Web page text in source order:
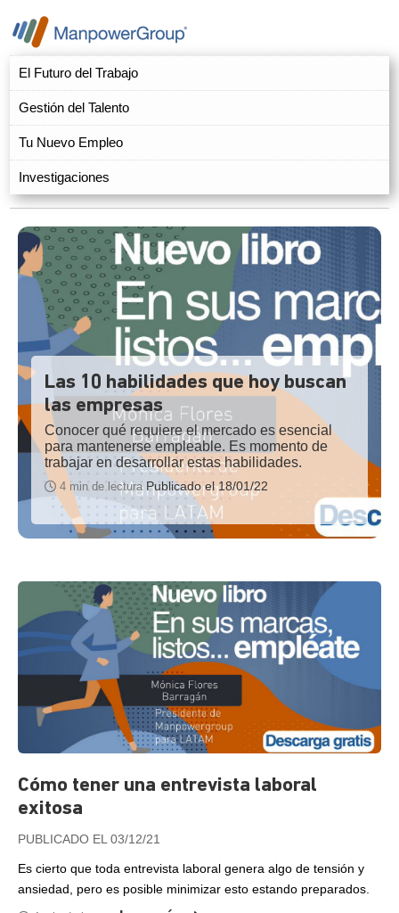
El Futuro del Trabajo
Gestión del Talento
Tu Nuevo Empleo
Investigaciones
Las 10 habilidades que hoy buscan
las empresas
Conocer qué requiere el mercado es esencial
para mantenerse empleable. Es momento de
trabajar en desarrollar estas habilidades.
4 min de lectura Publicado el 18/01/22
Cómo tener una entrevista laboral
exitosa
PUBLICADO EL 03/12/21
Es cierto que toda entrevista laboral genera algo de tensión y
ansiedad, pero es posible minimizar esto estando preparados.